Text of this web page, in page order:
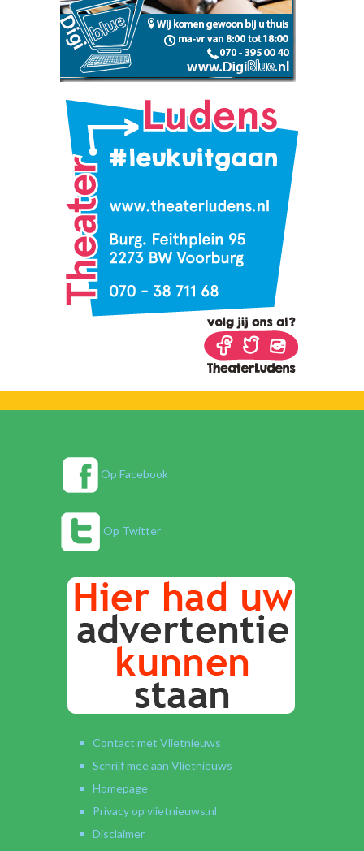
Op Facebook
Op Twitter
Contact met Vlietnieuws
Schrijf mee aan Vlietnieuws
Homepage
Privacy op vlietnieuws.nl
Disclaimer